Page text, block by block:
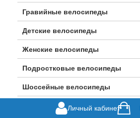
Гравийные велосипеды
Детские велосипеды
Женские велосипеды
Подростковые велосипеды
Шоссейные велосипеды
Личный кабинет